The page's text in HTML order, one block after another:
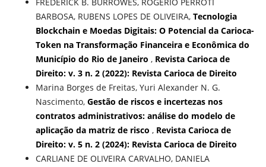
BARBOSA, RUBENS LOPES DE OLIVEIRA, Tecnologia
Blockchain e Moedas Digitais: O Potencial da Carioca-
Token na Transformação Financeira e Econômica do
Município do Rio de Janeiro , Revista Carioca de
Direito: v. 3 n. 2 (2022): Revista Carioca de Direito
Marina Borges de Freitas, Yuri Alexander N. G.
Nascimento, Gestão de riscos e incertezas nos
contratos administrativos: análise do modelo de
aplicação da matriz de risco , Revista Carioca de
Direito: v. 5 n. 2 (2024): Revista Carioca de Direito
CARLIANE DE OLIVEIRA CARVALHO, DANIELA